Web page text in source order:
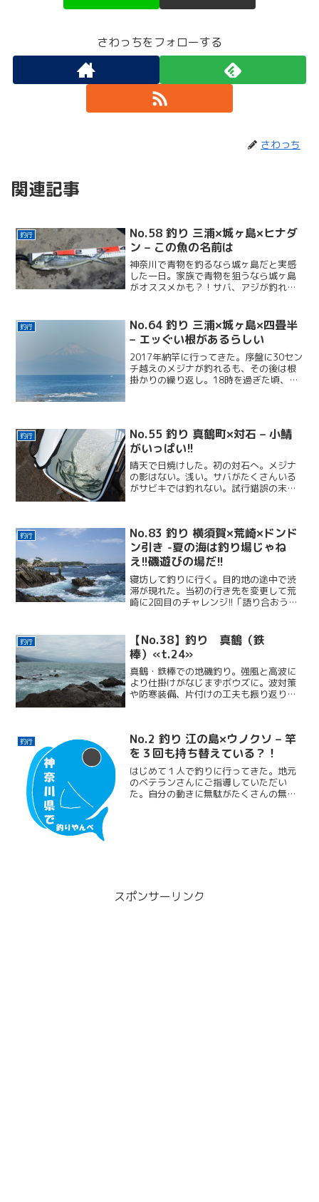
さわっちをフォローする
さわっち
関連記事
釣行
No.58 釣り 三浦×城ヶ島×ヒナダ
ン – この魚の名前は
神奈川で青物を釣るなら城ヶ島だと実感
した一日。家族で青物を狙うなら城ヶ島
がオススメかも？！サバ、アジが釣れ
釣行
No.64 釣り 三浦×城ヶ島×四畳半
– エッぐい根があるらしい
2017年納竿に行ってきた。序盤に30セン
チ越えのメジナが釣れるも、その後は根
掛かりの繰り返し。18時を過ぎた頃、年
釣行
No.55 釣り 真鶴町×対石 – 小鯖
がいっぱい!!
晴天で日焼けした。初の対石へ。メジナ
の影はない。浅い。サバがたくさんいる
がサビキでは釣れない。試行錯誤の末に
釣行
No.83 釣り 横須賀×荒崎×ドンド
ン引き -夏の海は釣り場じゃね
え!!磯遊びの場だ!!
寝坊して釣りに行く。目的地の途中で渋
滞が現れた。当初の行き先を変更して荒
崎に2回目のチャレンジ!!「語り合おう」
釣行
【No.38】釣り 真鶴（鉄
棒）«t.24»
真鶴・鉄棒での地磯釣り。強風と高波に
より仕掛けがなじまずボウズに。波対策
や防寒装備、片付けの工夫も振り返りま
釣行
No.2 釣り 江の島×ウノクソ – 竿
を３回も持ち替えている？！
はじめて１人で釣りに行ってきた。地元
のベテランさんにご指導していただい
た。自分の動きに無駄がたくさんの無駄
スポンサーリンク